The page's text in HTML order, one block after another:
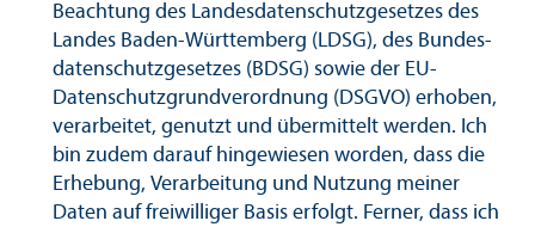
Beachtung des Landes­datenschutz­gesetzes des
Landes Baden-Württemberg (LDSG), des Bundes­
datenschutz­gesetzes (BDSG) sowie der EU-
Datenschutz­grundverordnung (DSGVO) erhoben,
verarbeitet, genutzt und übermittelt werden. Ich
bin zudem darauf hingewiesen worden, dass die
Erhebung, Verarbeitung und Nutzung meiner
Daten auf freiwilliger Basis erfolgt. Ferner, dass ich